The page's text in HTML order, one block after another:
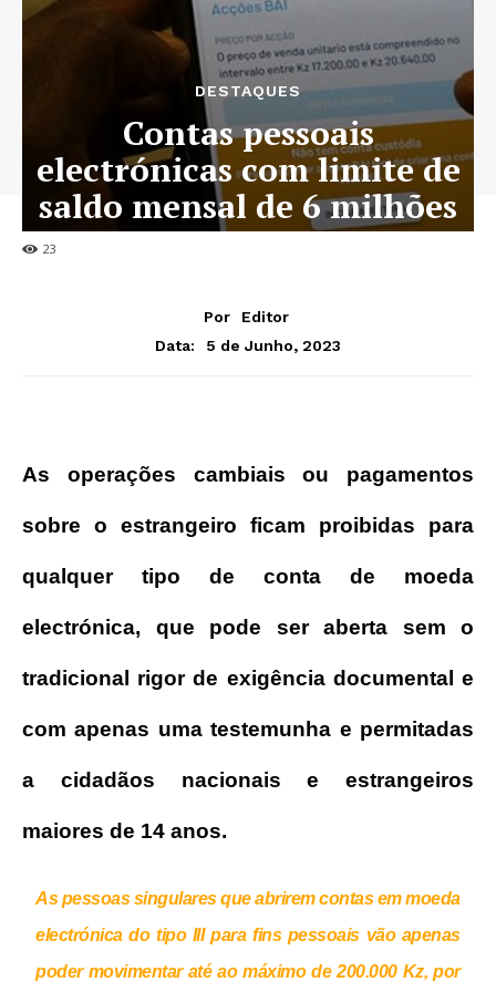
23
DESTAQUES
Contas pessoais
electrónicas com limite de
saldo mensal de 6 milhões
Kz
Por
Editor
Data:
5 de Junho, 2023
As operações cambiais ou pagamentos
sobre o estrangeiro ficam proibidas para
qualquer tipo de conta de moeda
electrónica, que pode ser aberta sem o
tradicional rigor de exigência documental e
com apenas uma testemunha e permitadas
a cidadãos nacionais e estrangeiros
maiores de 14 anos.
As pessoas singulares que abrirem contas em moeda
electrónica do tipo III para fins pessoais vão apenas
poder movimentar até ao máximo de 200.000 Kz, por